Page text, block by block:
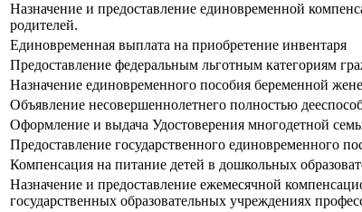
Назначение и предоставление единовременной
родителей.
Единовременная выплата на приобретение инвентаря
Предоставление федеральным льготным категориям
Назначение единовременного пособия беременной
Объявление несовершеннолетнего полностью
Оформление и выдача Удостоверения многодетной
Предоставление государственного единовременного
Компенсация на питание детей в дошкольных
Назначение и предоставление ежемесячной
государственных образовательных учреждениях